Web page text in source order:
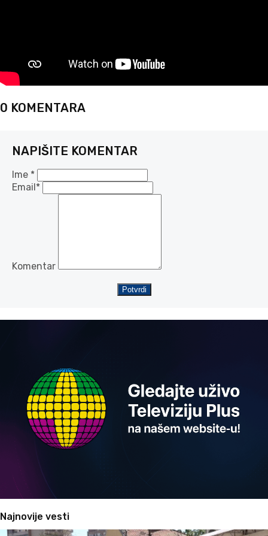
0 KOMENTARA
NAPIŠITE KOMENTAR
Ime *
Email*
Komentar
Potvrdi
Najnovije vesti